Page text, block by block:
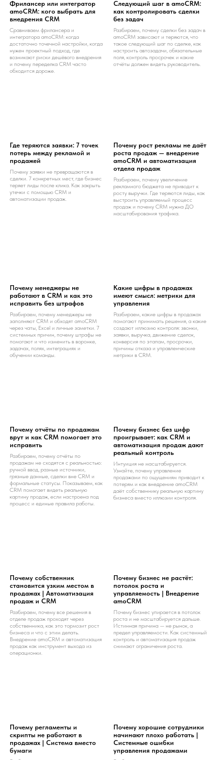
Фрилансер или интегратор
amoCRM: кого выбрать для
внедрения CRM
Сравниваем фрилансера и
интегратора amoCRM: когда
достаточно точечной настройки, когда
нужен проектный подход, где
возникают риски дешёвого внедрения
и почему переделка CRM часто
обходится дороже.
Следующий шаг в amoCRM:
как контролировать сделки
без задач
Разбираем, почему сделки без задач в
amoCRM зависают и теряются, что
такое следующий шаг по сделке, как
настроить автозадачи, обязательные
поля, контроль просрочек и какие
отчёты должен видеть руководитель.
Где теряются заявки: 7 точек
потерь между рекламой и
продажей
Почему заявки не превращаются в
сделки. 7 конкретных мест, где бизнес
теряет лиды после клика. Как закрыть
утечки с помощью CRM и
автоматизации продаж.
Почему рост рекламы не даёт
роста продаж — внедрение
amoCRM и автоматизация
отдела продаж
Разбираем, почему увеличение
рекламного бюджета не приводит к
росту выручки. Где теряются лиды, как
выстроить управляемый процесс
продаж и почему CRM нужна ДО
масштабирования трафика.
Почему менеджеры не
работают в CRM и как это
исправить без штрафов
Разбираем, почему менеджеры не
заполняют CRM и обходят amoCRM
через чаты, Excel и личные заметки. 7
системных причин, почему штрафы не
помогают и что изменить в воронке,
задачах, полях, интеграциях и
обучении команды.
Какие цифры в продажах
имеют смысл: метрики для
управления
Разбираем, какие цифры в продажах
помогают принимать решения, а какие
создают иллюзию контроля: звонки,
заявки, выручка, движение сделок,
конверсия по этапам, просрочки,
причины отказа и управленческие
метрики в CRM.
Почему отчёты по продажам
врут и как CRM помогает это
исправить
Разбираем, почему отчёты по
продажам не сходятся с реальностью:
ручной ввод, разные источники,
грязные данные, сделки вне CRM и
формальные статусы. Показываем, как
CRM помогает видеть реальную
картину продаж, если настроена под
процесс и единые правила работы.
Почему бизнес без цифр
проигрывает: как CRM и
автоматизация продаж дают
реальный контроль
Интуиция не масштабируется.
Узнайте, почему управление
продажами по ощущениям приводит к
потерям и как внедрение amoCRM
даёт собственнику реальную картину
бизнеса вместо иллюзии контроля.
Почему собственник
становится узким местом в
продажах | Автоматизация
продаж и CRM
Разбираем, почему все решения в
отделе продаж проходят через
собственника, как это тормозит рост
бизнеса и что с этим делать.
Внедрение amoCRM и автоматизация
продаж как инструмент выхода из
операционки.
Почему бизнес не растёт:
потолок роста и
управляемость | Внедрение
amoCRM
Почему бизнес упирается в потолок
роста и не масштабируется дальше.
Истинная причина — не рынок, а
предел управляемости. Как системный
контроль и автоматизация продаж
снимают ограничения роста.
Почему регламенты и
скрипты не работают в
продажах | Система вместо
бумаги
Почему хорошие сотрудники
начинают плохо работать |
Системные ошибки
управления продажами